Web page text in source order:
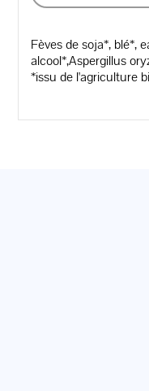
Fèves de soja*, blé*,
alcool*,Aspergillus
*issu de l'agriculture